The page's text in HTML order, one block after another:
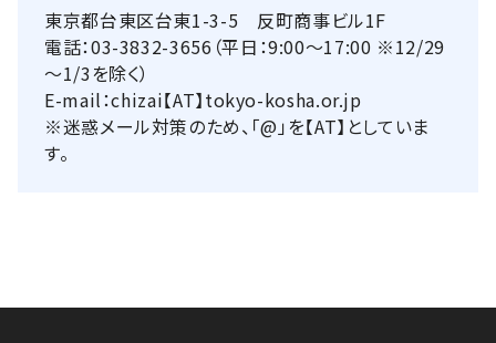
東京都台東区台東1-3-5 反町商事ビル1F
電話：03-3832-3656（平日：9:00～17:00 ※12/29
～1/3を除く）
E-mail：chizai【AT】tokyo-kosha.or.jp
※迷惑メール対策のため、「@」を【AT】としていま
す。